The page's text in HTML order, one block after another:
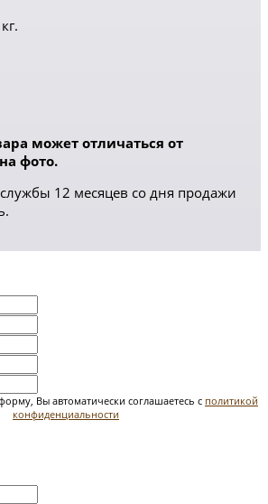
может отличаться от
фото.
12 месяцев со дня продажи
Вы автоматически соглашаетесь с политикой
конфиденциальности